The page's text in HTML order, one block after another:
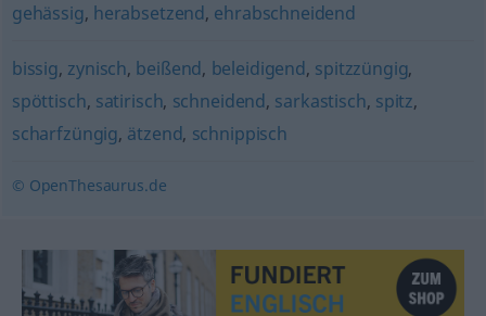
gehässig, herabsetzend, ehrabschneidend
bissig, zynisch, beißend, beleidigend, spitzzüngig,
spöttisch, satirisch, schneidend, sarkastisch, spitz,
scharfzüngig, ätzend, schnippisch
© OpenThesaurus.de